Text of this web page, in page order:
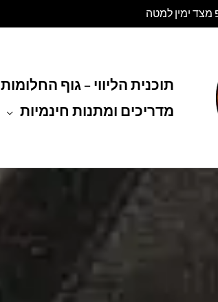
מצד ימין למטה
תוכנית הליווי – גוף החלומות
מדריכים ומתנות חינמיות